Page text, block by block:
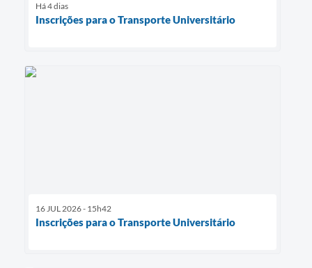
Há 4 dias
Inscrições para o Transporte Universitário
16 JUL 2026 - 15h42
Inscrições para o Transporte Universitário